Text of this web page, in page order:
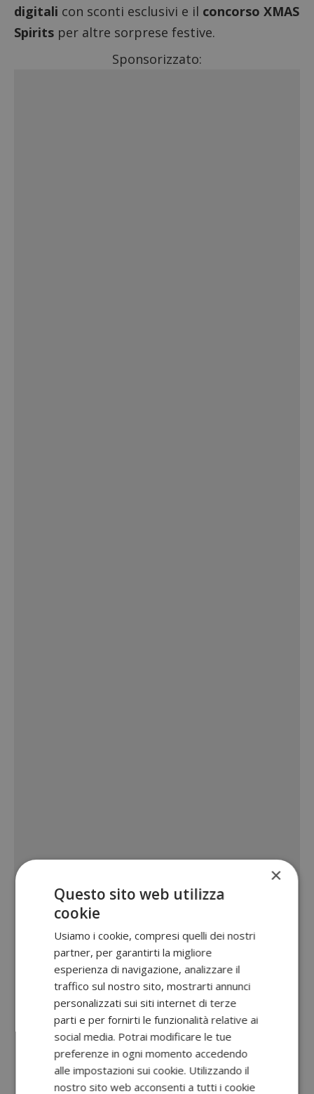
digitali con sconti esclusivi e il concorso XMAS
Spirits per altre sorprese festive.
Sponsorizzato:
×
Questo sito web utilizza
cookie
Usiamo i cookie, compresi quelli dei nostri
partner, per garantirti la migliore
esperienza di navigazione, analizzare il
traffico sul nostro sito, mostrarti annunci
personalizzati sui siti internet di terze
parti e per fornirti le funzionalità relative ai
social media. Potrai modificare le tue
preferenze in ogni momento accedendo
alle impostazioni sui cookie. Utilizzando il
nostro sito web acconsenti a tutti i cookie